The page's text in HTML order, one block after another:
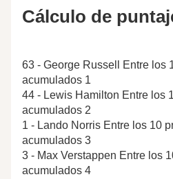
Cálculo de
63 - George Russell Entre los
acumulados 1
44 - Lewis Hamilton Entre los
acumulados 2
1 - Lando Norris Entre los 10
acumulados 3
3 - Max Verstappen Entre los
acumulados 4